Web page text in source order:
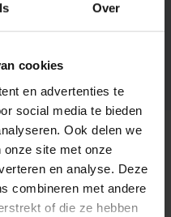
Over
cookies
en advertenties te
social media te bieden
Ook delen we
onze site met onze
en analyse. Deze
combineren met andere
of die ze hebben